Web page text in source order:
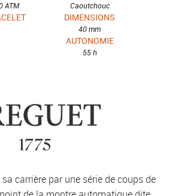
ATM Caoutchouc
DIMENSIONS
40 mm
AUTONOMIE
55 h
carrière par une série de coups de